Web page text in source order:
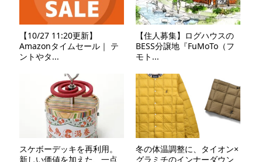
【10/27 11:20更新】
Amazonタイムセール｜ テ
ントやタ...
【住人募集】ログハウスの
BESS分譲地『FuMoTo（フ
モト...
スケボーデッキを再利用。
新しい価値を加えた、一点
冬の体温調整に、タイオン×
グラミチのインナーダウン